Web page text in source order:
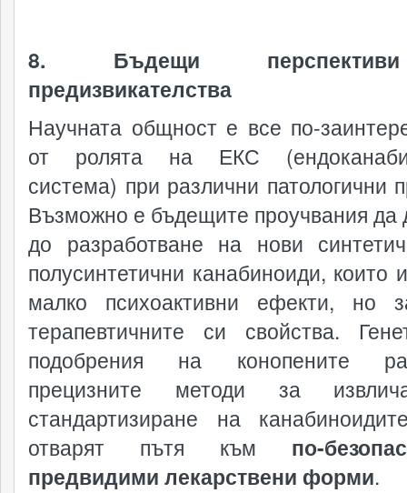
8. Бъдещи
предизвикателства
Научната общност е все по-
от ролята на ЕКС
система) при различни патологични
Възможно е бъдещите проучвания да
до разработване на нови
полусинтетични канабиноиди, които
малко психоактивни ефекти, но
терапевтичните си свойства.
подобрения на конопените
прецизните методи за
стандартизиране на
отварят пътя към по-
предвидими лекарствени форми.